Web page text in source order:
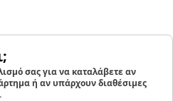
σας για να καταλάβετε αν
ή αν υπάρχουν διαθέσιμες